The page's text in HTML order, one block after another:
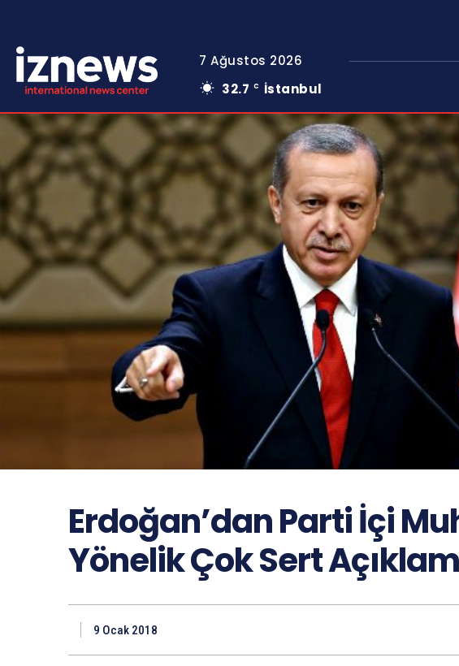
7 Ağustos 2026
32.7 C İstanbul
Erdoğan’dan Parti İçi
Yönelik Çok Sert
9 Ocak 2018